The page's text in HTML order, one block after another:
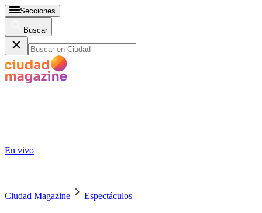
Secciones
Buscar
En vivo
Ciudad Magazine Espectáculos